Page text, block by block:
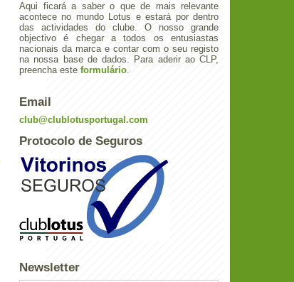
Aqui ficará a saber o que de mais relevante
acontece no mundo Lotus e estará por dentro
das actividades do clube. O nosso grande
objectivo é chegar a todos os entusiastas
nacionais da marca e contar com o seu registo
na nossa base de dados. Para aderir ao CLP,
preencha este formulário.
Email
club@clublotusportugal.com
Protocolo de Seguros
Newsletter